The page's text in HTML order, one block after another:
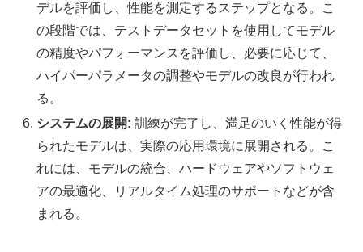
デルを評価し、性能を測定するステップとなる。こ
の段階では、テストデータセットを使用してモデル
の精度やパフォーマンスを評価し、必要に応じて、
ハイパーパラメータの調整やモデルの改良が行われ
る。
システムの展開: 訓練が完了し、満足のいく性能が得
られたモデルは、実際の応用環境に展開される。こ
れには、モデルの統合、ハードウェアやソフトウェ
アの最適化、リアルタイム処理のサポートなどが含
まれる。